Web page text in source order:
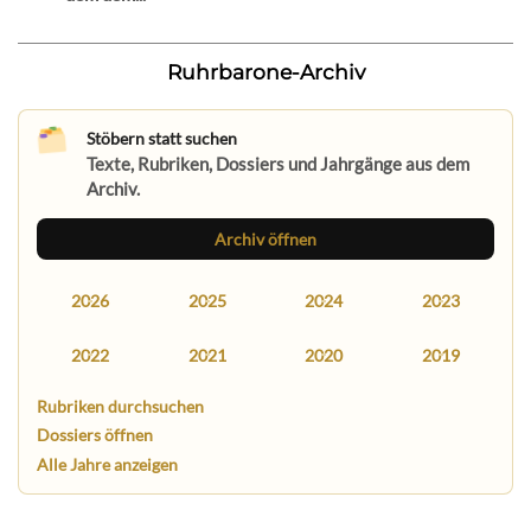
Ruhrbarone-Archiv
Stöbern statt suchen
Texte, Rubriken, Dossiers und Jahrgänge aus dem
Archiv.
Archiv öffnen
2026 2025 2024 2023
2022 2021 2020 2019
Rubriken durchsuchen
Dossiers öffnen
Alle Jahre anzeigen